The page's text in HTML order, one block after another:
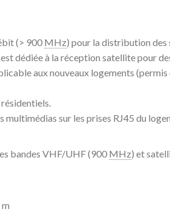
(> 900 MHz) pour la distribution des
dédiée à la réception satellite pour
aux nouveaux logements
sur les prises RJ45 du
bandes VHF/UHF (900 MHz) et